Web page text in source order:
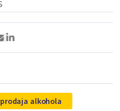
prodaja alkohola